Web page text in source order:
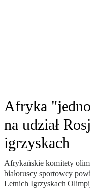
Afryka
na udział
igrzyskach
Afrykańskie komitety
białoruscy sportowcy
Letnich Igrzyskach